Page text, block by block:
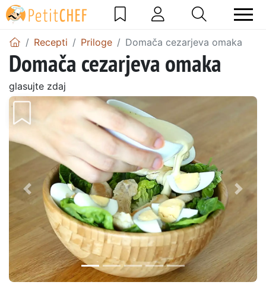
Recepti Priloge Domača cezarjeva omaka
Domača cezarjeva omaka
glasujte zdaj
Prejšnji